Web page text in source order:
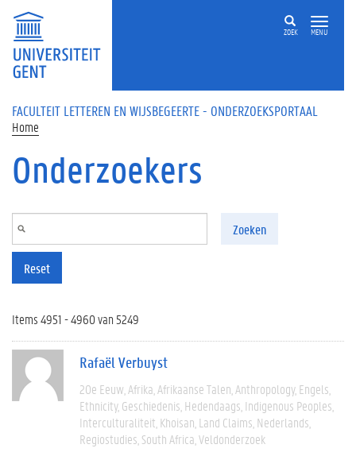
Overslaan en naar de inhoud gaan
ZOEK MENU
FACULTEIT LETTEREN EN WIJSBEGEERTE - ONDERZOEKSPORTAAL
Home
Onderzoekers
Zoeken
Reset
Items 4951 - 4960 van 5249
Rafaël Verbuyst
20e Eeuw Afrika Afrikaanse Talen Anthropology Engels
Ethnicity Geschiedenis Hedendaags Indigenous Peoples
Interculturaliteit Khoisan Land Claims Nederlands
Regiostudies South Africa Veldonderzoek